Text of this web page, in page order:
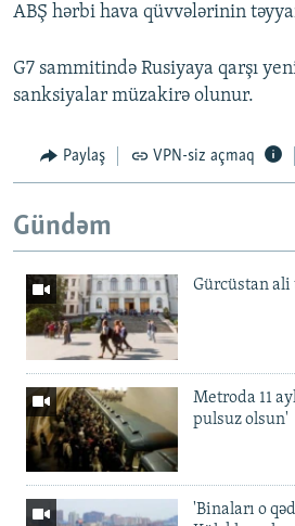
ABŞ hərbi hava qüvvələrinin
G7 sammitində Rusiyaya qarşı
sanksiyalar müzakirə olunur.
Paylaş VPN-siz açmaq
Gündəm
Gürcüstan
Metroda 11
pulsuz olsun'
'Binaları o